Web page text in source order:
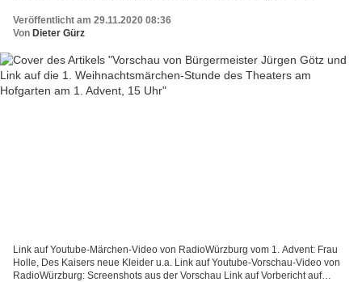
Veröffentlicht am 29.11.2020 08:36
Von Dieter Gürz
Link auf Youtube-Märchen-Video von RadioWürzburg vom 1. Advent: Frau
Holle, Des Kaisers neue Kleider u.a. Link auf Youtube-Vorschau-Video von
RadioWürzburg: Screenshots aus der Vorschau Link auf Vorbericht auf